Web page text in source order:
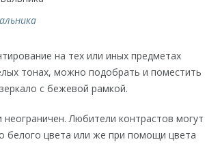
на тех или иных предметах
тонах, можно подобрать и поместить
с бежевой рамкой.
Любители контрастов могут
белого цвета или же при помощи цвета